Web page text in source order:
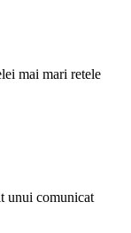
mai mari retele
unui comunicat